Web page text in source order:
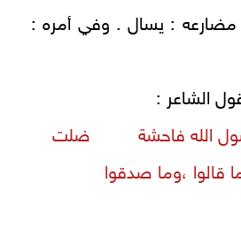
: يسال . وفي أمره :
الشاعر :
الله فاحشة ضلت
قالوا ،وما صدقوا